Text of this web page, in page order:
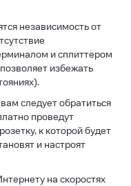
независимость от
и сплиттером
избежать
следует обратиться
проведут
к которой будет
и настроят
на скоростях